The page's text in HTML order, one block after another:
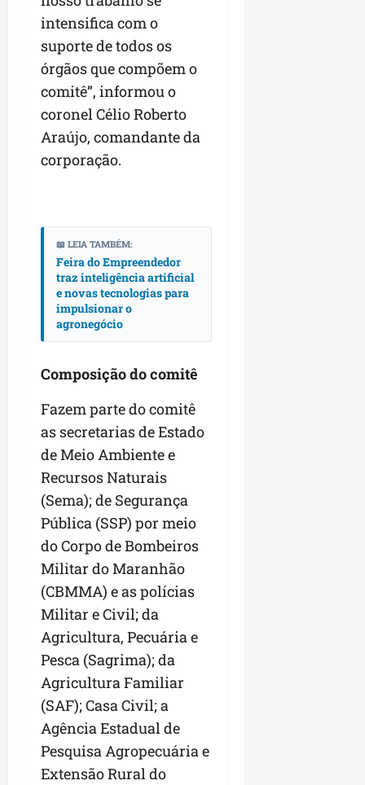
intensifica com o
suporte de todos os
órgãos que compõem o
comitê”, informou o
coronel Célio Roberto
Araújo, comandante da
corporação.
📖 LEIA TAMBÉM:
Feira do Empreendedor
traz inteligência artificial
e novas tecnologias para
impulsionar o
agronegócio
Composição do comitê
Fazem parte do comitê
as secretarias de Estado
de Meio Ambiente e
Recursos Naturais
(Sema); de Segurança
Pública (SSP) por meio
do Corpo de Bombeiros
Militar do Maranhão
(CBMMA) e as polícias
Militar e Civil; da
Agricultura, Pecuária e
Pesca (Sagrima); da
Agricultura Familiar
(SAF); Casa Civil; a
Agência Estadual de
Pesquisa Agropecuária e
Extensão Rural do